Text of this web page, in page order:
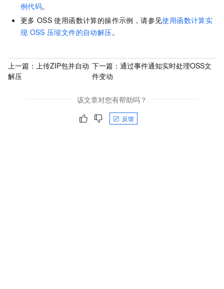
例代码。
更多 OSS 使用函数计算的操作示例，请参见使用函数计算实
现 OSS 压缩文件的自动解压。
上一篇： 上传ZIP包并自动
解压
下一篇： 通过事件通知实时处理OSS文
件变动
该文章对您有帮助吗？
反馈